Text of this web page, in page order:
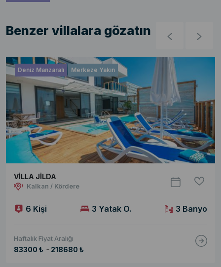
Benzer villalara gözatın
Deniz Manzaralı Merkeze Yakın
VİLLA JİLDA
Kalkan / Kördere
6 Kişi 3 Yatak O. 3 Banyo
Haftalık Fiyat Aralığı
83300 ₺ - 218680 ₺